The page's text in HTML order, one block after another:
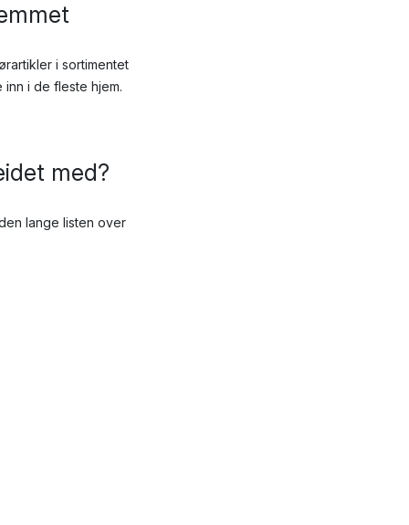
i sortimentet
i de fleste hjem.
med?
lange listen over
kommer i flere ulike